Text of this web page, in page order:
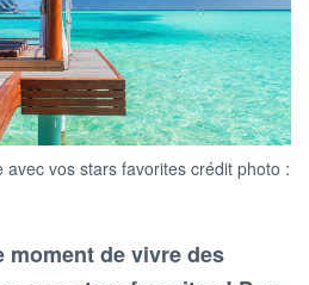
vos stars favorites crédit photo :
moment de vivre des